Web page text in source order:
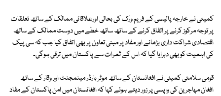
کمیٹی نے خارجہ پالیسی کے فریم ورک کی بحالی اورعلاقائی ممالک کے ساتھ تعلقات
پر توجہ مرکوز کرنے پر اتفاق کرنے کے ساتھ ساتھ خطے میں دوست ممالک کے ساتھ
اقتصادی شراکت داری بڑھانے اور مفاد پر مبنی تعاون پر بھی اتفاق کیا جب کہ سی پیک
کی اہمیت کو بھی دہرایا گیا کہ اس کے ثمرات سے پاکستان میں ترقی ہوگی۔
قومی سلامتی کمیٹی نے افغانستان کے ساتھ موثر بارڈر مینمجنٹ اور وقار کے ساتھ
افغان مہاجرین کی واپسی پر زور دیتے ہوئے کہا کہ افغانستان میں امن پاکستان کے مفاد